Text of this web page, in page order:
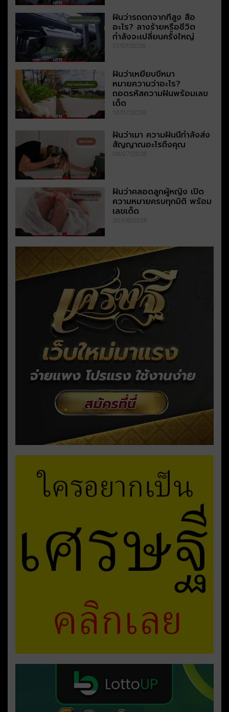
ฝันว่ารถตกจากที่สูง สื่อ
อะไร? ลางร้ายหรือชีวิต
กำลังจะเปลี่ยนครั้งใหญ่
17/07/2026
ฝันว่าเหยียบขี้หมา
หมายความว่าอะไร?
ถอดรหัสความฝันพร้อมเลข
เด็ด
10/07/2026
ฝันว่าเมา ความฝันนี้กำลังส่ง
สัญญาณอะไรถึงคุณ
06/07/2026
ฝันว่าคลอดลูกผู้หญิง เปิด
ความหมายครบทุกมิติ พร้อม
เลขเด็ด
30/06/2026